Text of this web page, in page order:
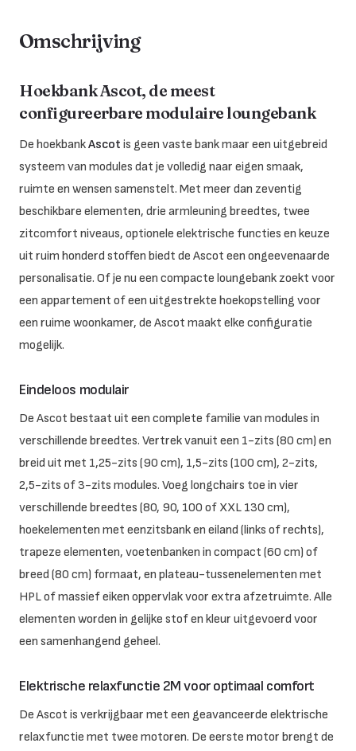
Omschrijving
Hoekbank Ascot, de meest
configureerbare modulaire loungebank
De hoekbankAscot is geen vaste bank maar een uitgebreid
systeem van modules dat je volledig naar eigen smaak,
ruimte en wensen samenstelt. Met meer dan zeventig
beschikbare elementen, drie armleuning breedtes, twee
zitcomfort niveaus, optionele elektrische functies en keuze
uit ruim honderd stoffen biedt de Ascot een ongeevenaarde
personalisatie. Of je nu een compacte loungebank zoekt voor
een appartement of een uitgestrekte hoekopstelling voor
een ruime woonkamer, de Ascot maakt elke configuratie
mogelijk.
Eindeloos modulair
De Ascot bestaat uit een complete familie van modules in
verschillende breedtes. Vertrek vanuit een 1-zits (80 cm) en
breid uit met 1,25-zits (90 cm), 1,5-zits (100 cm), 2-zits,
2,5-zits of 3-zits modules. Voeg longchairs toe in vier
verschillende breedtes (80, 90, 100 of XXL 130 cm),
hoekelementen met eenzitsbank en eiland (links of rechts),
trapeze elementen, voetenbanken in compact (60 cm) of
breed (80 cm) formaat, en plateau-tussenelementen met
HPL of massief eiken oppervlak voor extra afzetruimte. Alle
elementen worden in gelijke stof en kleur uitgevoerd voor
een samenhangend geheel.
Elektrische relaxfunctie 2M voor optimaal comfort
De Ascot is verkrijgbaar met een geavanceerde elektrische
relaxfunctie met twee motoren. De eerste motor brengt de